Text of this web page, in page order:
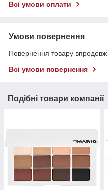
Всі умови оплати
Умови повернення
Повернення товару впродовж
Всі умови повернення
Подібні товари компанії